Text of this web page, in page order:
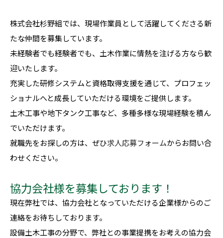
株式会社杉野組では、現場作業員として活躍してくださる新
たな仲間を募集しています。
未経験者でも経験者でも、土木作業に情熱を注げる方なら歓
迎いたします。
充実した研修システムと資格取得支援を通じて、プロフェッ
ショナルへと成長していただける環境をご提供します。
土木工事や地下タンク工事など、多種多様な現場経験を積ん
でいただけます。
就職先をお探しの方は、ぜひ求人応募フォームからお問い合
わせください。
協力会社様を募集しております！
現在弊社では、協力会社となっていただける企業様からのご
連絡をお待ちしております。
設備土木工事の分野で、弊社との事業提携をお考えの協力会